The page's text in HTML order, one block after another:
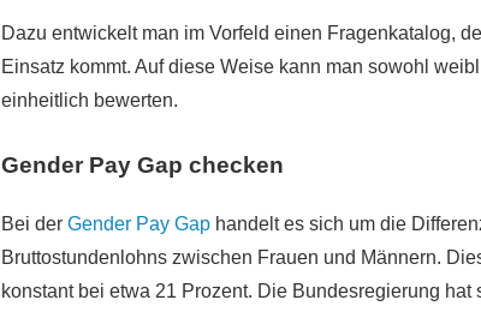
Dazu entwickelt man im Vorfeld einen Fragenkatalog,
Einsatz kommt. Auf diese Weise kann man sowohl
einheitlich bewerten.
Gender Pay Gap checken
Bei derGender Pay Gap handelt es sich um die
Bruttostundenlohns zwischen Frauen und Männern.
konstant bei etwa 21 Prozent. Die Bundesregierung